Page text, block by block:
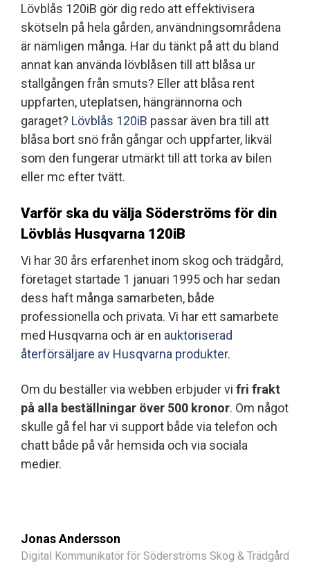
Lövblås 120iB gör dig redo att effektivisera
skötseln på hela gården, användningsområdena
är nämligen många. Har du tänkt på att du bland
annat kan använda lövblåsen till att blåsa ur
stallgången från smuts? Eller att blåsa rent
uppfarten, uteplatsen, hängrännorna och
garaget? Lövblås 120iB passar även bra till att
blåsa bort snö från gångar och uppfarter, likväl
som den fungerar utmärkt till att torka av bilen
eller mc efter tvätt.
Varför ska du välja Söderströms för din
Lövblås Husqvarna 120iB
Vi har 30 års erfarenhet inom skog och trädgård,
företaget startade 1 januari 1995 och har sedan
dess haft många samarbeten, både
professionella och privata. Vi har ett samarbete
med Husqvarna och är en auktoriserad
återförsäljare av Husqvarna produkter.
Om du beställer via webben erbjuder vi fri frakt
på alla beställningar över 500 kronor. Om något
skulle gå fel har vi support både via telefon och
chatt både på vår hemsida och via sociala
medier.
Jonas Andersson
Digital Kommunikatör för Söderströms Skog & Trädgård